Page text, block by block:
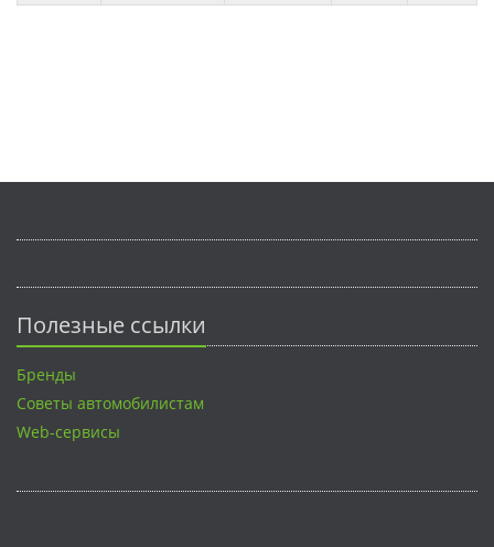
Полезные ссылки
Бренды
Советы автомобилистам
Web-сервисы